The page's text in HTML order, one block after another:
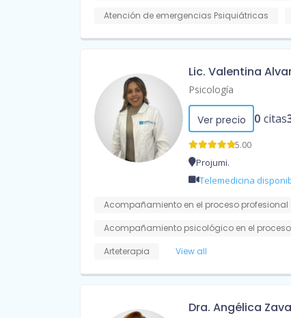
Atención de emergencias Psiquiátricas
Lic. Valentina
Psicología
Ver precio 0 citas
5.00
Projumi.
Telemedicina
Acompañamiento en el proceso profesional
Acompañamiento psicológico en el
Arteterapia
View all
Dra. Angélica